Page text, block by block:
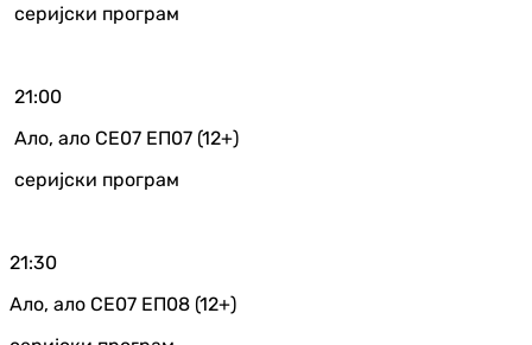
серијски програм
21:00
Ало, ало СЕ07 ЕП07 (12+)
серијски програм
21:30
Ало, ало СЕ07 ЕП08 (12+)